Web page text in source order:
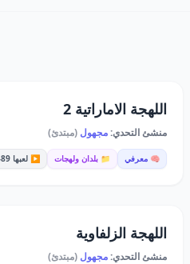
اللهجة الاماراتية 2
منشئ التحدي:مجهول (مبتدئ)
🧠 معرفي 📁 بلدان ولهجات ▶️ لعبها 489
اللهجة الزلفاوية
منشئ التحدي:مجهول (مبتدئ)